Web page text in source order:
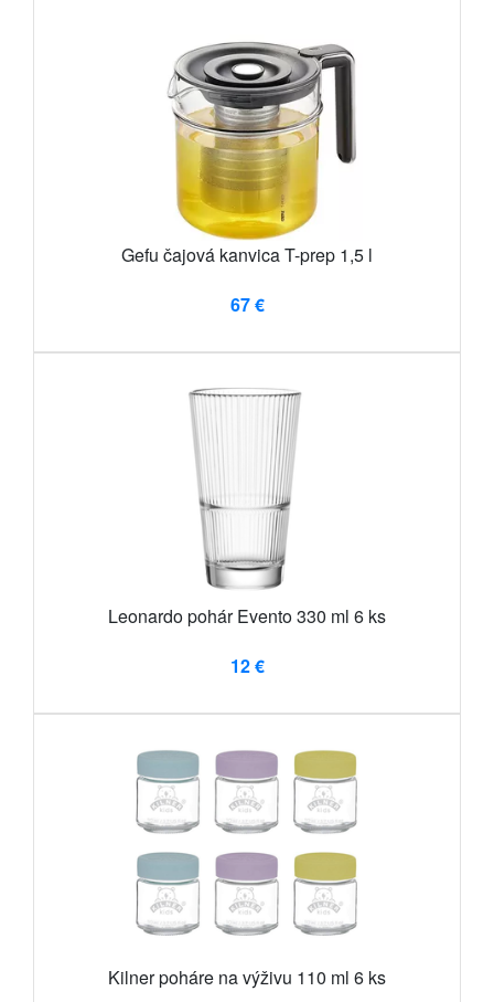
Gefu čajová kanvica T-prep 1,5 l
67 €
Leonardo pohár Evento 330 ml 6 ks
12 €
Kilner poháre na výživu 110 ml 6 ks